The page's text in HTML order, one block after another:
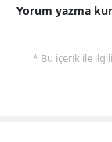
Yorum yazma
* Bu içerik ile